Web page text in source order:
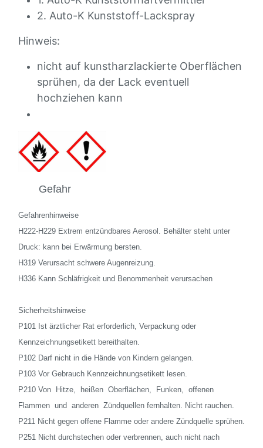
2. Auto-K Kunststoff-Lackspray
Hinweis:
nicht auf kunstharzlackierte Oberflächen
sprühen, da der Lack eventuell
hochziehen kann
Gefahr
Gefahrenhinweise
H222-H229 Extrem entzündbares Aerosol. Behälter steht unter
Druck: kann bei Erwärmung bersten.
H319 Verursacht schwere Augenreizung.
H336 Kann Schläfrigkeit und Benommenheit verursachen
Sicherheitshinweise
P101 Ist ärztlicher Rat erforderlich, Verpackung oder
Kennzeichnungsetikett bereithalten.
P102 Darf nicht in die Hände von Kindern gelangen.
P103 Vor Gebrauch Kennzeichnungsetikett lesen.
P210 Von Hitze, heißen Oberflächen, Funken, offenen
Flammen und anderen Zündquellen fernhalten. Nicht rauchen.
P211 Nicht gegen offene Flamme oder andere Zündquelle sprühen.
P251 Nicht durchstechen oder verbrennen, auch nicht nach